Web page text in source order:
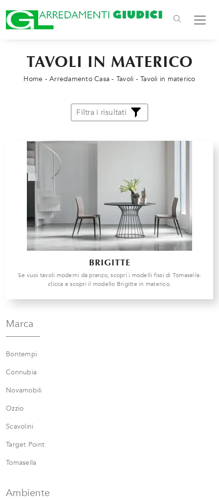
TAVOLI IN MATERICO
Home -Arredamento Casa - Tavoli -Tavoli in materico
Filtra i risultati
BRIGITTE
Se vuoi tavoli moderni da pranzo, scopri i modelli fissi di Tomasella:
clicca e scopri il modello Brigitte in materico.
Marca
Bontempi
Connubia
Novamobili
Ozzio
Scavolini
Target Point
Tomasella
Ambiente